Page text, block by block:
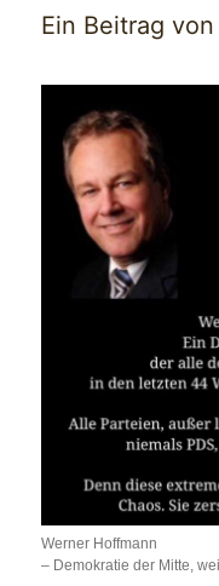
Ein Beitrag von
Werner Hoffmann
– Demokratie der Mitte,